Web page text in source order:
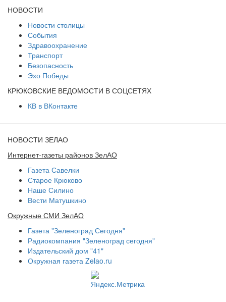
НОВОСТИ
Новости столицы
События
Здравоохранение
Транспорт
Безопасность
Эхо Победы
КРЮКОВСКИЕ ВЕДОМОСТИ В СОЦСЕТЯХ
КВ в ВКонтакте
НОВОСТИ ЗЕЛАО
Интернет-газеты районов ЗелАО
Газета Савелки
Старое Крюково
Наше Силино
Вести Матушкино
Окружные СМИ ЗелАО
Газета "Зеленоград Сегодня"
Радиокомпания "Зеленоград сегодня"
Издательский дом "41"
Окружная газета Zelao.ru